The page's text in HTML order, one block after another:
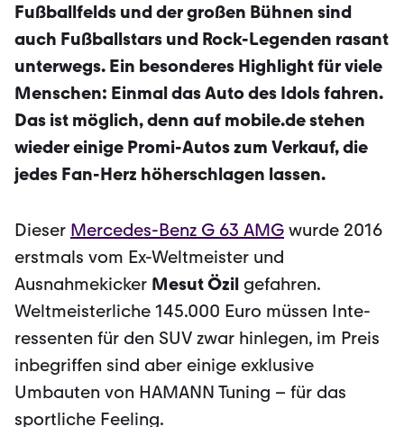
Fußballfelds und der großen Bühnen sind
auch Fußballstars und Rock-Legenden rasant
unterwegs. Ein besonderes Highlight für viele
Menschen: Einmal das Auto des Idols fahren.
Das ist möglich, denn auf mobile.de stehen
wieder einige Promi-Autos zum Verkauf, die
jedes Fan-Herz höherschlagen lassen.
Dieser Mercedes-Benz G 63 AMG wurde 2016
erstmals vom Ex-Weltmeister und
Ausnahmekicker Mesut Özil gefahren.
Weltmeisterliche 145.000 Euro müssen Inte­
ressenten für den SUV zwar hinlegen, im Preis
inbegriffen sind aber einige exklusive
Umbauten von HAMANN Tuning – für das
sportliche Feeling.